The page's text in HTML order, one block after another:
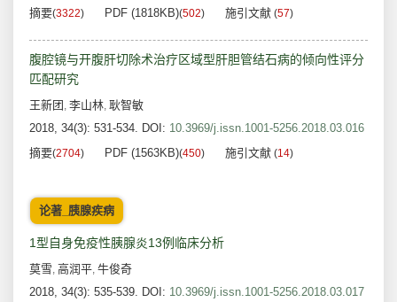
摘要(3322) PDF (1818KB)(502) 施引文献 (57)
腹腔镜与开腹肝切除术治疗区域型肝胆管结石病的倾向性评分
匹配研究
王新团 , 李山林, 耿智敏
2018, 34(3): 531-534. DOI: 10.3969/j.issn.1001-5256.2018.03.016
摘要(2704) PDF (1563KB)(450) 施引文献 (14)
论著_胰腺疾病
1型自身免疫性胰腺炎13例临床分析
莫雪, 高润平, 牛俊奇
2018, 34(3): 535-539. DOI: 10.3969/j.issn.1001-5256.2018.03.017